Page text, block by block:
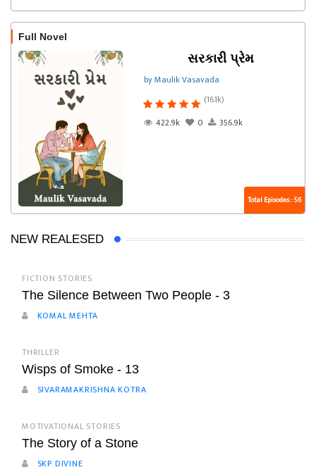
Full Novel
સરકારી પ્રેમ
by Maulik Vasavada
(16.1k)
422.9k
0 356.9k
Total Episodes : 56
NEW REALESED
FICTION STORIES
The Silence Between Two People - 3
KOMAL MEHTA
THRILLER
Wisps of Smoke - 13
SIVARAMAKRISHNA KOTRA
MOTIVATIONAL STORIES
The Story of a Stone
SKP DIVINE